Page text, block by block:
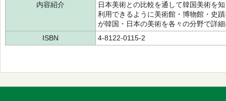
内容紹介
日本美術との比較を通して韓国美術を
利用できるように美術館・博物館・史
が韓国・日本の美術を各々の分野で詳
ISBN
4-8122-0115-2